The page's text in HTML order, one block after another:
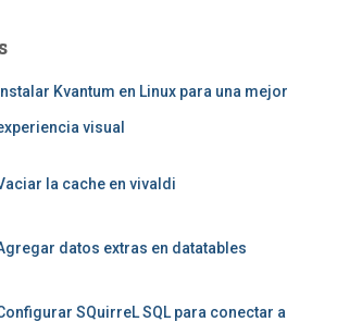
Instalar Kvantum en Linux para una mejor
visual
la cache en vivaldi
datos extras en datatables
SQuirreL SQL para conectar a